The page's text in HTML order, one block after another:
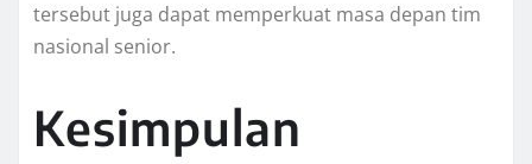
tersebut juga dapat memperkuat masa depan tim
nasional senior.
Kesimpulan